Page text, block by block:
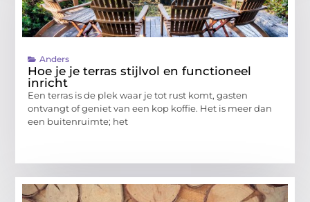
Anders
Hoe je je terras stijlvol en functioneel
inricht
Een terras is de plek waar je tot rust komt, gasten
ontvangt of geniet van een kop koffie. Het is meer dan
een buitenruimte; het